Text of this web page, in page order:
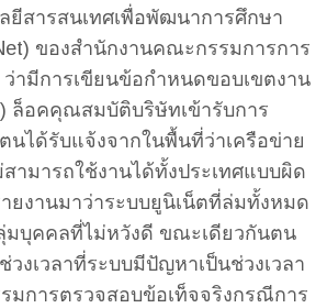
ยีสารสนเทศเพื่อพัฒนาการศึกษา
ของสำนักงานคณะกรรมการการ
ามีการเขียนข้อกำหนดขอบเขตงาน
ล็อคคุณสมบัติบริษัทเข้ารับการ
ได้รับแจ้งจากในพื้นที่ว่าเครือข่าย
ามารถใช้งานได้ทั้งประเทศแบบผิด
ยงานมาว่าระบบยูนิเน็ตที่ล่มทั้งหมด
มบุคคลที่ไม่หวังดี ขณะเดียวกันตน
วงเวลาที่ระบบมีปัญหาเป็นช่วงเวลา
มการตรวจสอบข้อเท็จจริงกรณีการ